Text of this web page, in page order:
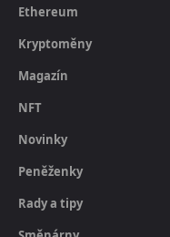
Ethereum
Kryptoměny
Magazín
NFT
Novinky
Peněženky
Rady a tipy